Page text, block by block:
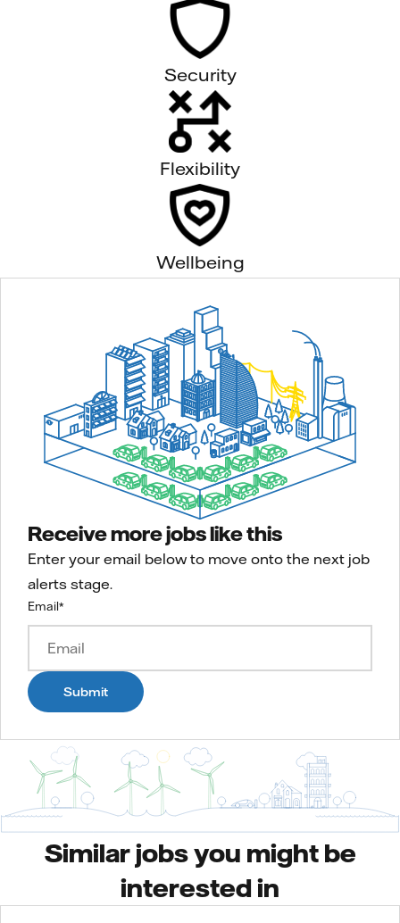
Security
Flexibility
Wellbeing
Receive more jobs like this
Enter your email below to move onto the next job
alerts stage.
Email*
Submit
Similar jobs you might be
interested in